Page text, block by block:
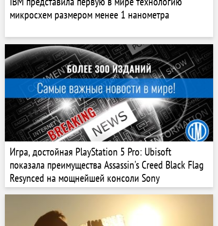
микросхем размером менее 1 нанометра
Игра, достойная PlayStation 5 Pro: Ubisoft
показала преимущества Assassin's Creed Black Flag
Resynced на мощнейшей консоли Sony